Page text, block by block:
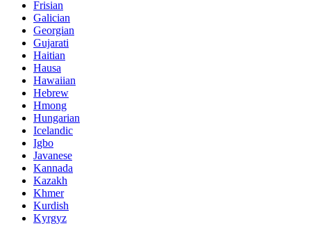
Frisian
Galician
Georgian
Gujarati
Haitian
Hausa
Hawaiian
Hebrew
Hmong
Hungarian
Icelandic
Igbo
Javanese
Kannada
Kazakh
Khmer
Kurdish
Kyrgyz